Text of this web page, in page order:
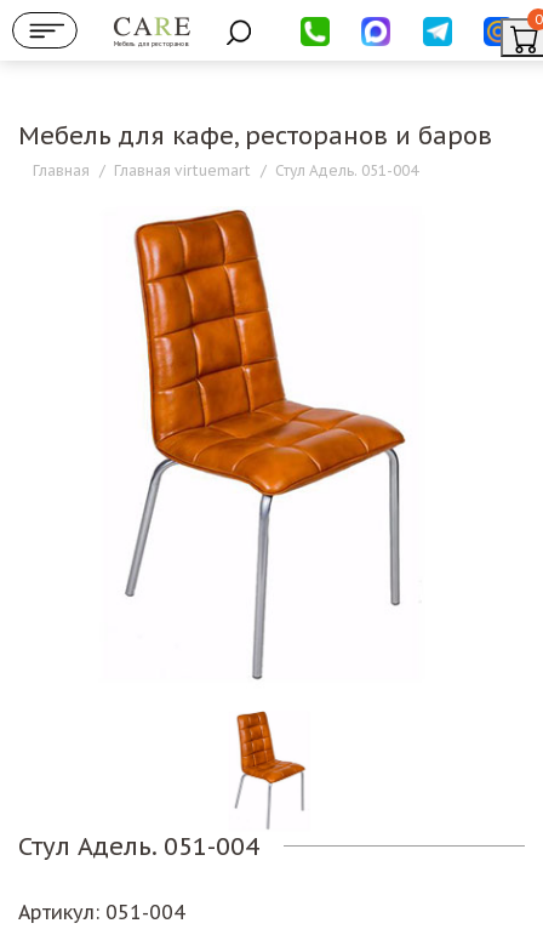
Мебель для ресторанов
0
Мебель для кафе, ресторанов и баров
Главная / Главная virtuemart / Стул Адель. 051-004
Стул Адель. 051-004
Артикул: 051-004